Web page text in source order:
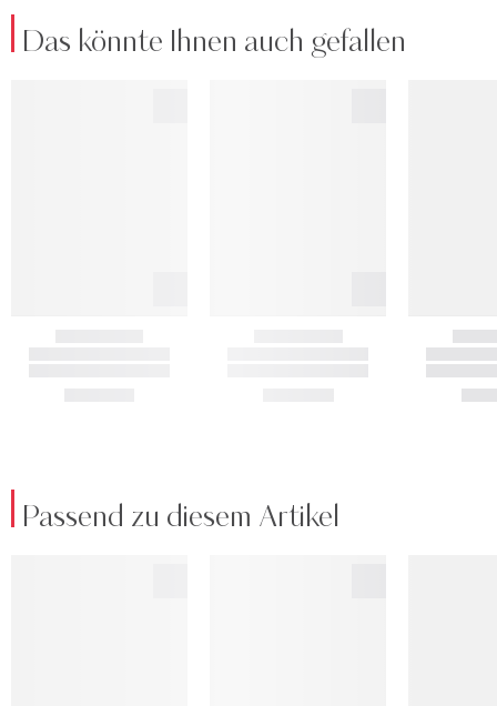
Das könnte Ihnen auch gefallen
Passend zu diesem Artikel